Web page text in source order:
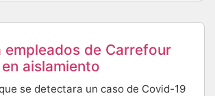
empleados de Carrefour
aislamiento
se detectara un caso de Covid-19